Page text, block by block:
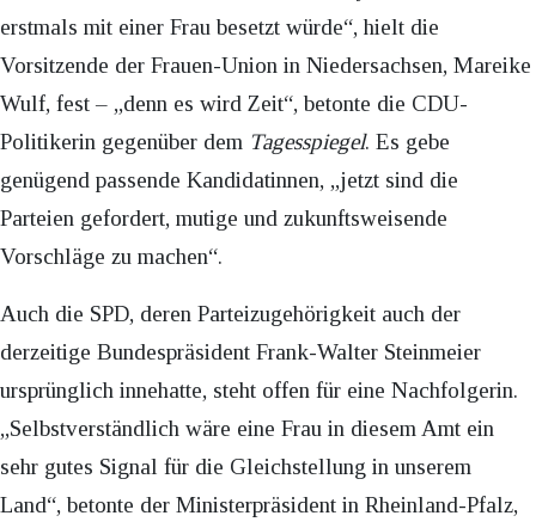
erstmals mit einer Frau besetzt würde“, hielt die
Vorsitzende der Frauen-Union in Niedersachsen, Mareike
Wulf, fest – „denn es wird Zeit“, betonte die CDU-
Politikerin gegenüber dem Tagesspiegel. Es gebe
genügend passende Kandidatinnen, „jetzt sind die
Parteien gefordert, mutige und zukunftsweisende
Vorschläge zu machen“.
Auch die SPD, deren Parteizugehörigkeit auch der
derzeitige Bundespräsident Frank-Walter Steinmeier
ursprünglich innehatte, steht offen für eine Nachfolgerin.
„Selbstverständlich wäre eine Frau in diesem Amt ein
sehr gutes Signal für die Gleichstellung in unserem
Land“, betonte der Ministerpräsident in Rheinland-Pfalz,